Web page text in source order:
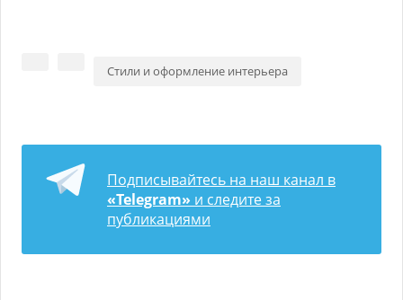
Стили и оформление интерьера
Подписывайтесь на наш канал в
«Telegram» и следите за
публикациями